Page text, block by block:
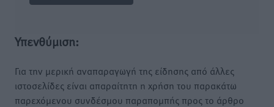
Υπενθύμιση:
Για την μερική αναπαραγωγή της είδησης από άλλες
ιστοσελίδες είναι απαραίτητη η χρήση του παρακάτω
παρεχόμενου συνδέσμου παραπομπής προς το άρθρο